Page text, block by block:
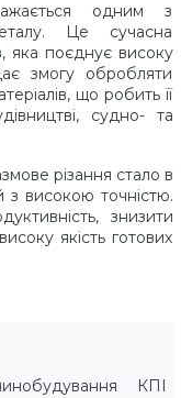
одним з
Це сучасна
яка поєднує високу
змогу обробляти
що робить її
судно- та
різання стало в
з високою точністю.
знизити
якість готових
КПІ